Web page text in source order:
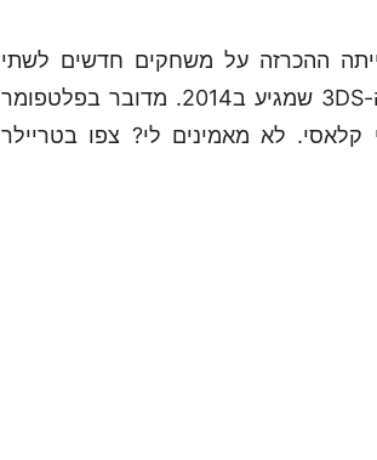
ההכרזה על משחקים חדשים לשתי
הקונסולות. ראשית יש לנו משחק Kirby חדש על ה-3DS שמגיע ב2014. מדובר בפלטפומר
לא מאמינים לי? צפו בטריילר